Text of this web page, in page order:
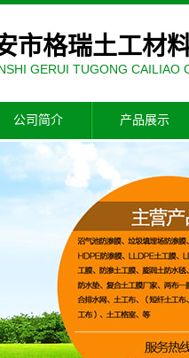
市格瑞土工材
GERUI TUGONG CAILIAO
公司简介 产品展示